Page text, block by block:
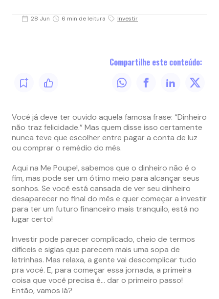
28 Jun 6 min de leitura Investir
Compartilhe este conteúdo:
Você já deve ter ouvido aquela famosa frase: “Dinheiro
não traz felicidade.” Mas quem disse isso certamente
nunca teve que escolher entre pagar a conta de luz
ou comprar o remédio do mês.
Aqui na Me Poupe!, sabemos que o dinheiro não é o
fim, mas pode ser um ótimo meio para alcançar seus
sonhos. Se você está cansada de ver seu dinheiro
desaparecer no final do mês e quer começar a investir
para ter um futuro financeiro mais tranquilo, está no
lugar certo!
Investir pode parecer complicado, cheio de termos
difíceis e siglas que parecem mais uma sopa de
letrinhas. Mas relaxa, a gente vai descomplicar tudo
pra você. E, para começar essa jornada, a primeira
coisa que você precisa é… dar o primeiro passo!
Então, vamos lá?